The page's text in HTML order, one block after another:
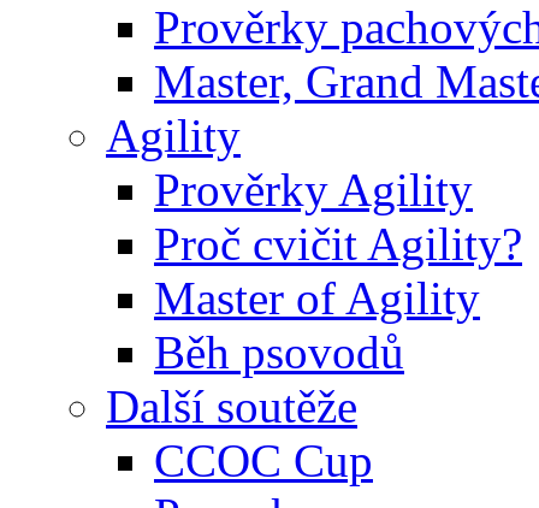
Prověrky
Master, Grand
Agility
Prověrky Agility
Proč cvičit Agility?
Master of Agility
Běh psovodů
Další soutěže
CCOC Cup